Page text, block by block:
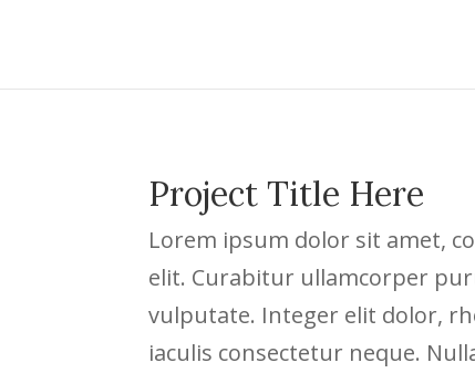
Project Title Here
Lorem ipsum dolor sit amet,
elit. Curabitur ullamcorper
vulputate. Integer elit dolor,
iaculis consectetur neque.